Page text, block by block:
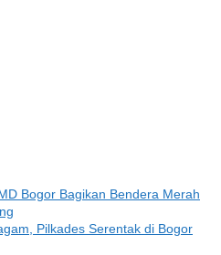
Bogor Bagikan Bendera Merah
Pilkades Serentak di Bogor